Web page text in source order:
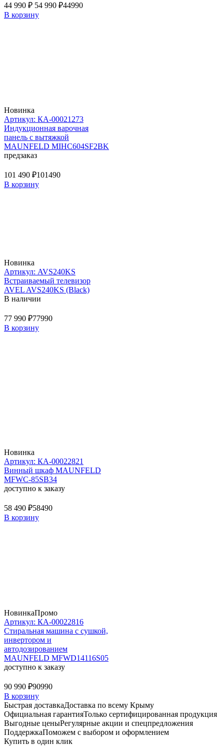
44 990 ₽ 54 990 ₽44990
В корзину
Новинка
Артикул: КА-00021273
Индукционная варочная
панель с вытяжкой
MAUNFELD MIHC604SF2BK
предзаказ
101 490 ₽101490
В корзину
Новинка
Артикул: AVS240KS
Встраиваемый телевизор
AVEL AVS240KS (Black)
В наличии
77 990 ₽77990
В корзину
Новинка
Артикул: КА-00022821
Винный шкаф MAUNFELD
MFWC-85SB34
доступно к заказу
58 490 ₽58490
В корзину
НовинкаПромо
Артикул: КА-00022816
Стиральная машина c сушкой,
инвертором и
автодозированием
MAUNFELD MFWD14116S05
доступно к заказу
90 990 ₽90990
В корзину
Быстрая доставкаДоставка по всему Крыму
Официальная гарантияТолько сертифицированная продукция
Выгодные ценыРегулярные акции и спецпредложения
ПоддержкаПоможем с выбором и оформлением
Купить в один клик